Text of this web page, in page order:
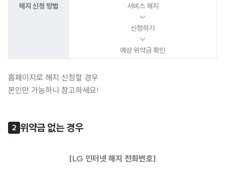
해지 신청 방법
서비스 해지
↓
신청하기
↓
예상 위약금 확인
홈페이지로 해지 신청할 경우
본인만 가능하니 참고하세요!
2 위약금 없는 경우
[LG 인터넷 해지 전화번호]